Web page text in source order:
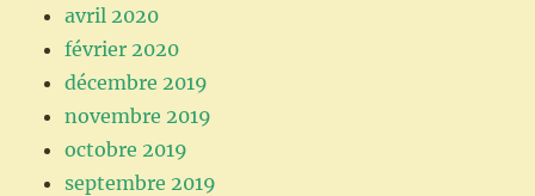
avril 2020
février 2020
décembre 2019
novembre 2019
octobre 2019
septembre 2019